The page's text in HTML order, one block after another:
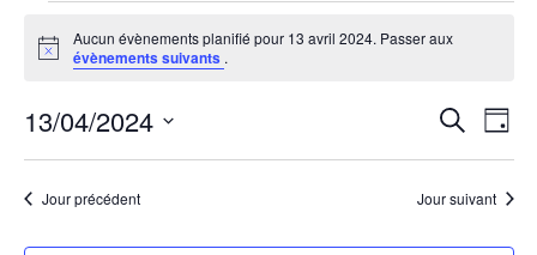
Évènements
for
13
avril
Notice
Aucun évènements planifié pour 13 avril 2024. Passer aux
évènements suivants .
et
Recherche
de
Jour
13/04/2024
Sélectionnez
uneJour précédent Jour suivant